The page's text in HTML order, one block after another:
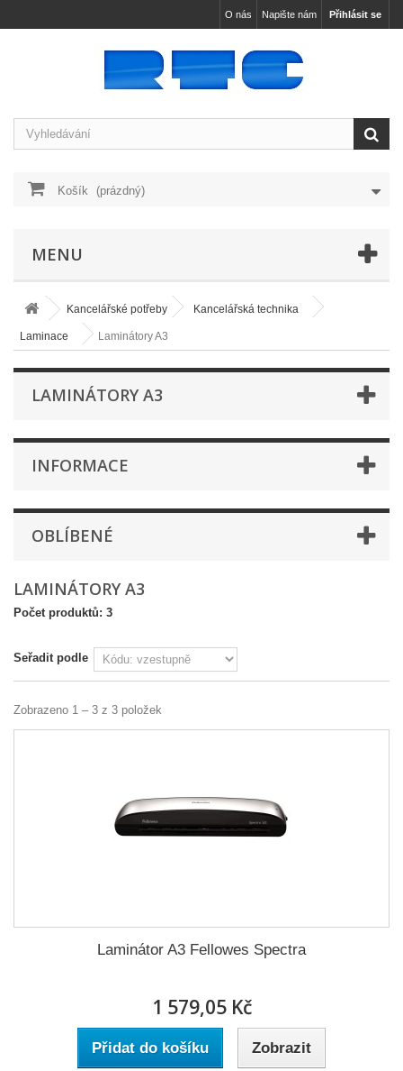
Přihlásit se
Napište nám
O nás
Košík (prázdný)
MENU
Kancelářské potřeby Kancelářská technika
Laminace Laminátory A3
LAMINÁTORY A3
INFORMACE
OBLÍBENÉ
LAMINÁTORY A3
Počet produktů: 3
Seřadit podle
Zobrazeno 1 – 3 z 3 položek
Laminátor A3 Fellowes Spectra
1 579,05 Kč
Přidat do košíku Zobrazit